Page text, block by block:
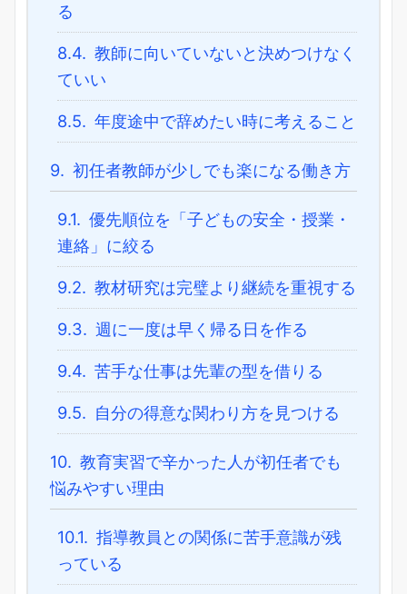
る
8.4. 教師に向いていないと決めつけなく
ていい
8.5. 年度途中で辞めたい時に考えること
9. 初任者教師が少しでも楽になる働き方
9.1. 優先順位を「子どもの安全・授業・
連絡」に絞る
9.2. 教材研究は完璧より継続を重視する
9.3. 週に一度は早く帰る日を作る
9.4. 苦手な仕事は先輩の型を借りる
9.5. 自分の得意な関わり方を見つける
10. 教育実習で辛かった人が初任者でも
悩みやすい理由
10.1. 指導教員との関係に苦手意識が残
っている